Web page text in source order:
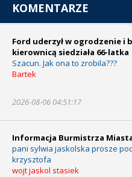
KOMENTARZE
Ford uderzył w ogrodzenie i
kierownicą siedziała 66-latka
Szacun. Jak ona to zrobila???
Bartek
2026-08-06 04:51:17
Informacja Burmistrza
pani sylwia jaskolska prosze
krzysztofa
wojt jaskol stasiek